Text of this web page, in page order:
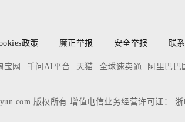
政策 廉正举报 安全举报 联
宝网 千问AI平台 天猫 全球速卖通 阿里巴巴
版权所有 增值电信业务经营许可证： 浙